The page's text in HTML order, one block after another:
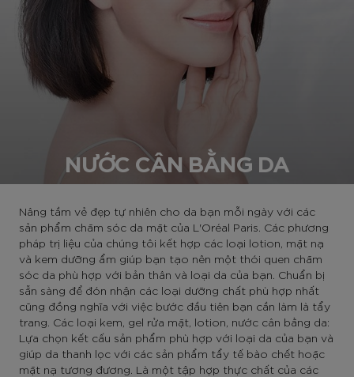
NƯỚC CÂN BẰNG DA
Nâng tầm vẻ đẹp tự nhiên cho da bạn mỗi ngày với các
sản phẩm chăm sóc da mặt của L'Oréal Paris. Các phương
pháp trị liệu của chúng tôi kết hợp các loại lotion, mặt nạ
và kem dưỡng ẩm giúp bạn tạo nên một thói quen chăm
sóc da phù hợp với bản thân và loại da của bạn. Chuẩn bị
sẵn sàng để đón nhận các loại dưỡng chất phù hợp nhất
cũng đồng nghĩa với việc bước đầu tiên bạn cần làm là tẩy
trang. Các loại kem, gel rửa mặt, lotion, nước cân bằng da:
Lựa chọn kết cấu sản phẩm phù hợp với loại da của bạn và
giúp da thanh lọc với các sản phẩm tẩy tế bào chết hoặc
mặt nạ tương đương. Là một tập hợp thực chất của các